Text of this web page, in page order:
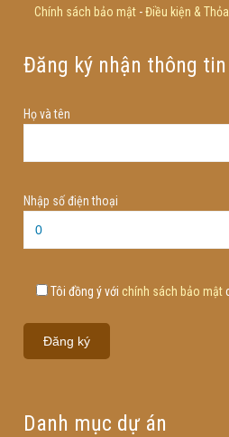
Chính sách bảo mật-Điều kiện &
Đăng ký nhận thông tin
Họ và tên
Nhập số điện thoại
Tôi đồng ý với chính sách bảo mật
Danh mục dự án